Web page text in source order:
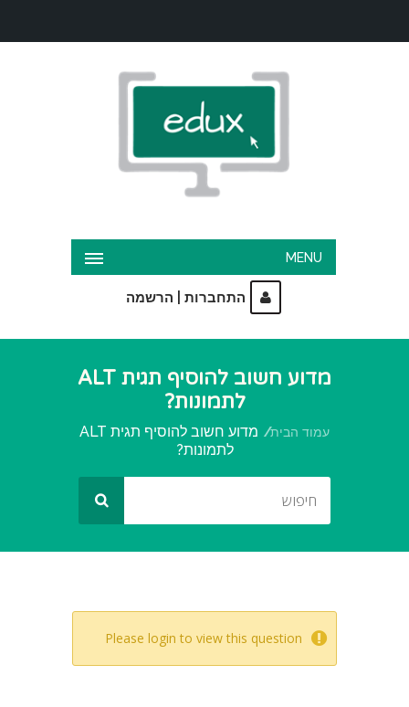
MENU
התחברות הרשמה
מדוע חשוב להוסיף תגית ALT
לתמונות?
עמוד הבית
מדוע חשוב להוסיף תגית ALT
לתמונות?
Please login to view this question